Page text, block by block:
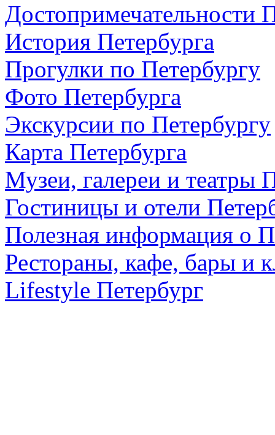
Достопримечательности
История Петербурга
Прогулки по Петербургу
Фото Петербурга
Экскурсии по Петербургу
Карта Петербурга
Музеи, галереи и театры
Гостиницы и отели
Полезная информация о
Рестораны, кафе, бары и
Lifestyle Петербург